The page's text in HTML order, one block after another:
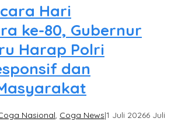
Hari
ke-80, Gubernur
Harap Polri
dan
Nasional, Coga News|1 Juli 20266 Juli